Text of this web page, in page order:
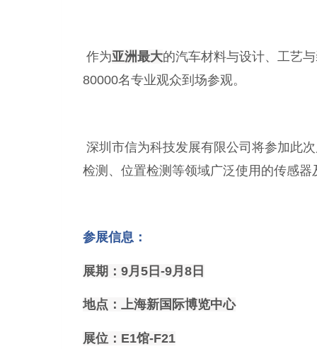
作为亚洲最大的汽车材料与设计、工艺
80000名专业观众到场参观。
深圳市信为科技发展有限公司将参加此
检测、位置检测等领域广泛使用的传感器
参展信息：
展期：9月5日-9月8日
地点：上海新国际博览中心
展位：E1馆-F21